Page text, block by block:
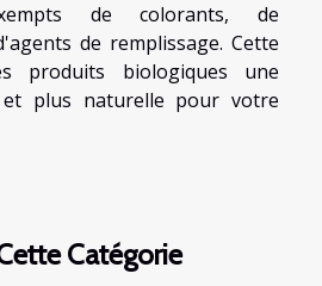
de colorants, de
de remplissage. Cette
produits biologiques une
plus naturelle pour votre
Catégorie